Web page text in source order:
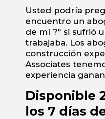
Usted podría
encuentro un
de mí ?" si sufrió
trabajaba. Los
construcción
Associates
experiencia
Disponible
los 7 días